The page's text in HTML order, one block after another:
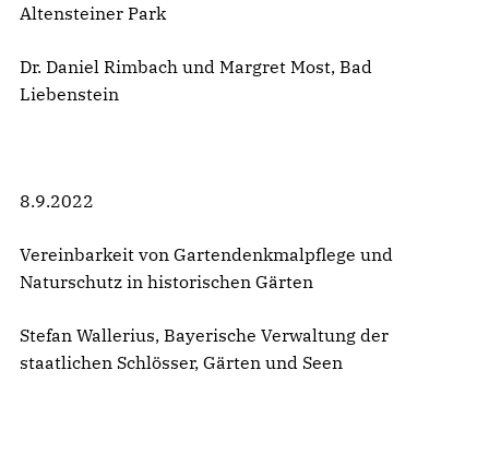
Altensteiner Park
Dr. Daniel Rimbach und Margret Most, Bad
Liebenstein
8.9.2022
Vereinbarkeit von Gartendenkmalpflege und
Naturschutz in historischen Gärten
Stefan Wallerius, Bayerische Verwaltung der
staatlichen Schlösser, Gärten und Seen